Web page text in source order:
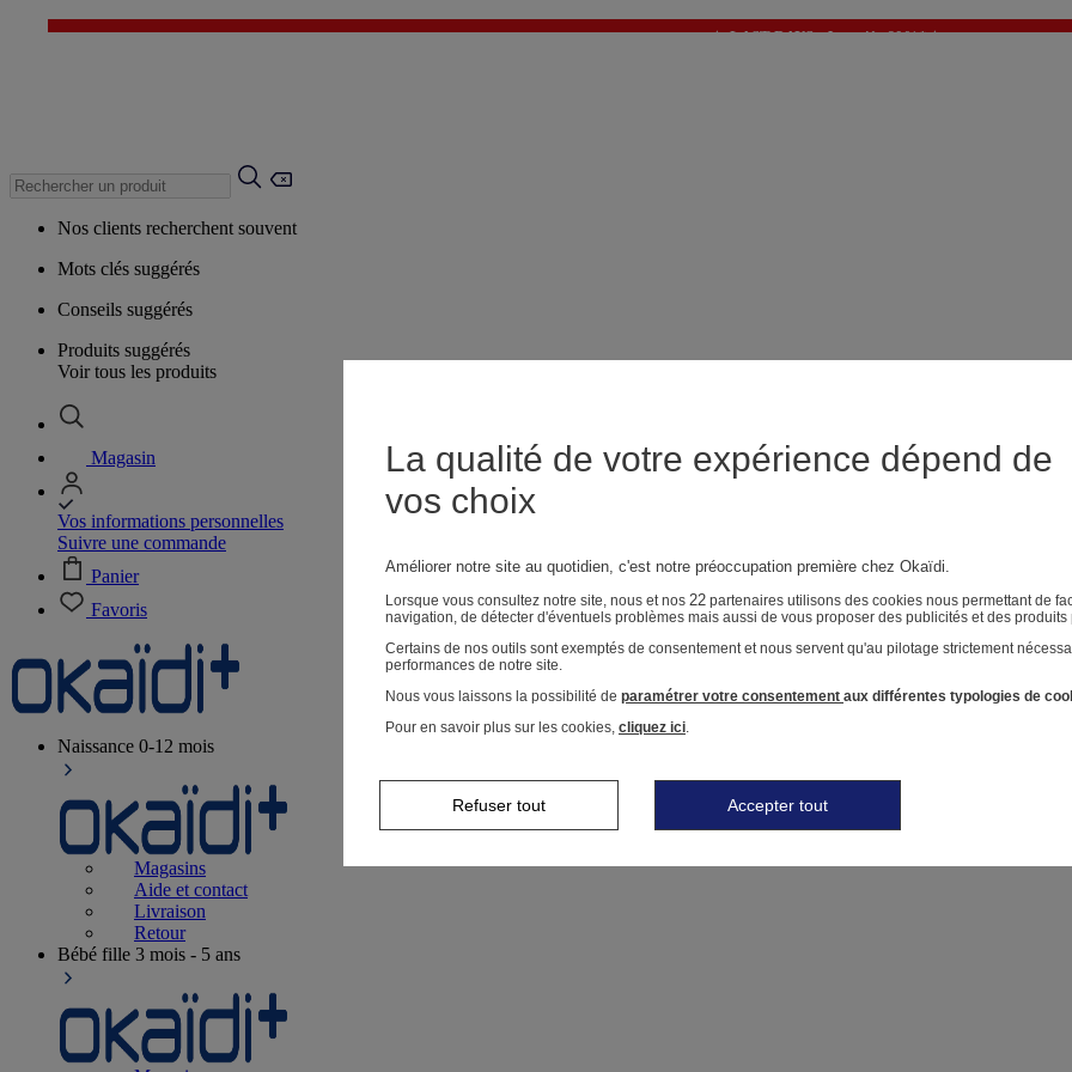
✨ LAST DAYS : Jusqu'à -60%* ✨
Nos clients recherchent souvent
Mots clés suggérés
Conseils suggérés
Produits suggérés
Voir tous les produits
Magasin
Vos informations personnelles
Suivre une commande
Panier
Favoris
Naissance 0-12 mois
Magasins
Aide et contact
Livraison
Retour
Bébé fille 3 mois - 5 ans
La qualité de votre expérience dépend de
vos choix
Améliorer notre site au quotidien, c'est notre préoccupation première chez Okaïdi.
Lorsque vous consultez notre site, nous et nos 22 partenaires utilisons des cookies nous permettant de
navigation, de détecter d'éventuels problèmes mais aussi de vous proposer des publicités et des
Certains de nos outils sont exemptés de consentement et nous servent qu'au pilotage strictement
performances de notre site.
Nous vous laissons la possibilité de paramétrer votre consentement aux différentes typologies de
Pour en savoir plus sur les cookies, cliquez ici.
Refuser tout Accepter tout